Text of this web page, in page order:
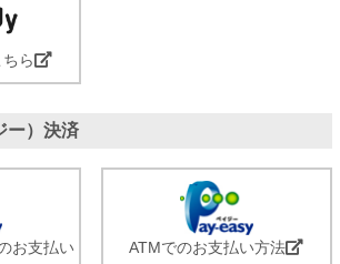
ちら
ー）決済
お支払い
ATMでのお支払い方法